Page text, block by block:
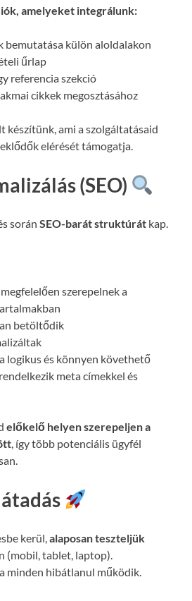
amelyeket integrálunk:
bemutatása külön aloldalakon
űrlap
referencia szekció
cikkek megosztásához
készítünk, ami a szolgáltatásaid
elérését támogatja.
(SEO)
során SEO-barát struktúrát kap.
megfelelően szerepelnek a
betöltődik
logikus és könnyen követhető
meta címekkel és
előkelő helyen szerepeljen a
, így több potenciális ügyfél
kerül,alaposan teszteljük
(mobil, tablet, laptop).
minden hibátlanul működik.